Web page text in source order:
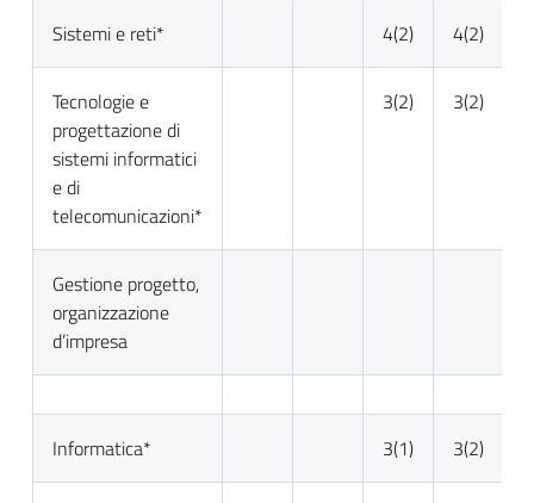
Sistemi e reti* 4(2) 4(2)
Tecnologie e
progettazione di
sistemi informatici
e di
telecomunicazioni*
3(2) 3(2)
Gestione progetto,
organizzazione
d’impresa
Informatica* 3(1) 3(2)